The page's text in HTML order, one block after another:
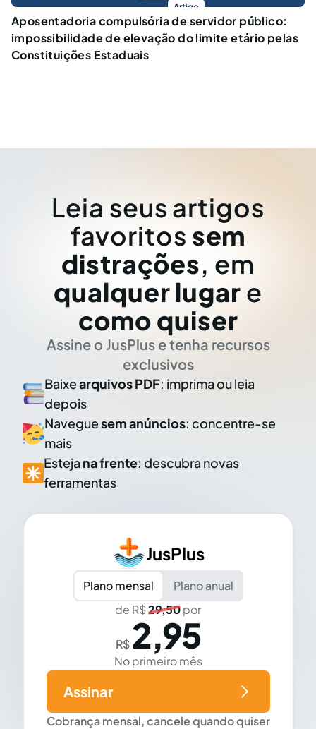
Artigo
Aposentadoria compulsória de servidor público:
impossibilidade de elevação do limite etário pelas
Constituições Estaduais
Leia seus artigos
favoritos sem
distrações, em
qualquer lugar e
como quiser
Assine o JusPlus e tenha recursos
exclusivos
Baixearquivos PDF: imprima ou leia
depois
Naveguesem anúncios: concentre-se
mais
Esteja na frente: descubra novas
ferramentas
JusPlus
Plano mensal
Plano anual
de R$29,50por
R$ 2,95
No primeiro mês
Cobrança mensal, cancele quando quiser
Assinar